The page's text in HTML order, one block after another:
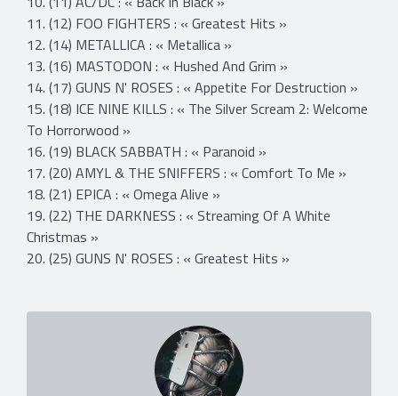
11. (12) FOO FIGHTERS : « Greatest Hits »
12. (14) METALLICA : « Metallica »
13. (16) MASTODON : « Hushed And Grim »
14. (17) GUNS N' ROSES : « Appetite For Destruction »
15. (18) ICE NINE KILLS : « The Silver Scream 2: Welcome
To Horrorwood »
16. (19) BLACK SABBATH : « Paranoid »
17. (20) AMYL & THE SNIFFERS : « Comfort To Me »
18. (21) EPICA : « Omega Alive »
19. (22) THE DARKNESS : « Streaming Of A White
Christmas »
20. (25) GUNS N' ROSES : « Greatest Hits »